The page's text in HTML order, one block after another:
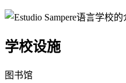
学校设施
图书馆